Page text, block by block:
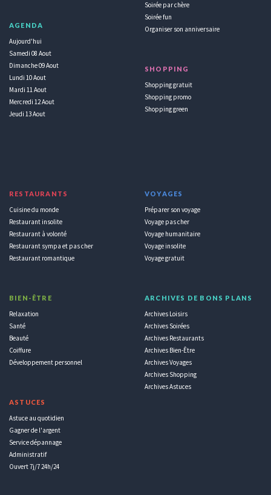
AGENDA
Aujourd'hui
Samedi 08 Aout
Dimanche 09 Aout
Lundi 10 Aout
Mardi 11 Aout
Mercredi 12 Aout
Jeudi 13 Aout
Soirée par chère
Soirée fun
Organiser son anniversaire
SHOPPING
Shopping gratuit
Shopping promo
Shopping green
RESTAURANTS
Cuisine du monde
Restaurant insolite
Restaurant à volonté
Restaurant sympa et pas cher
Restaurant romantique
BIEN-ÊTRE
Relaxation
Santé
Beauté
Coiffure
Développement personnel
ASTUCES
Astuce au quotidien
Gagner de l'argent
Service dépannage
Administratif
Ouvert 7j/7 24h/24
VOYAGES
Préparer son voyage
Voyage pas cher
Voyage humanitaire
Voyage insolite
Voyage gratuit
ARCHIVES DE BONS PLANS
Archives Loisirs
Archives Soirées
Archives Restaurants
Archives Bien-Être
Archives Voyages
Archives Shopping
Archives Astuces